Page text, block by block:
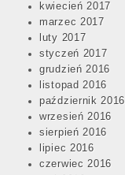
kwiecień 2017
marzec 2017
luty 2017
styczeń 2017
grudzień 2016
listopad 2016
październik 2016
wrzesień 2016
sierpień 2016
lipiec 2016
czerwiec 2016